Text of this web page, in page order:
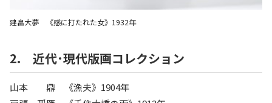
建畠大夢 《感に打たれた女》1932年
2. 近代･現代版画コレクション
山本 鼎 《漁夫》1904年